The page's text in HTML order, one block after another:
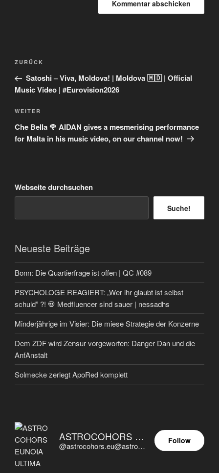
Beitragsnavigation
Vorheriger
Beitrag
ZURÜCK
Satoshi – Viva, Moldova! | Moldova 🇲🇩 | Official
Music Video | #Eurovision2026
Nächster
Beitrag
WEITER
Che Bella 🌹 AIDAN gives a mesmerising performance
for Malta in his music video, on our channel now!
Webseite durchsuchen
Suche!
Neueste Beiträge
Bonn: Die Quartierfrage ist offen | QC #089
PSYCHOLOGE REAGIERT: „Wer ihr glaubt ist selbst
schuld” ?! 💀 Medfluencer sind sauer | nessadhs
Minderjährige im Visier: Die miese Strategie der Konzerne
Dem ZDF wird Zensur vorgeworfen: Danger Dan und die
AnfAnstalt
Solmecke zerlegt ApoRed komplett
ASTROCOHORS EUNOIA ULTIMA
@astrocohors.eu@astrocohors.eu
Follow